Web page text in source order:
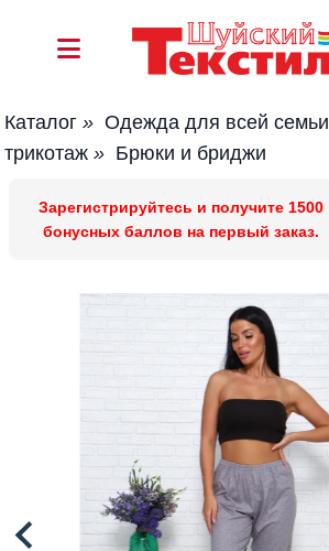
Каталог » Одежда для всей семьи
трикотаж » Брюки и бриджи
Зарегистрируйтесь и получите 1500
бонусных баллов на первый заказ.